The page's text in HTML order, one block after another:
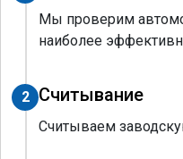
Мы проверим
наиболее
2 Считывание
Считываем